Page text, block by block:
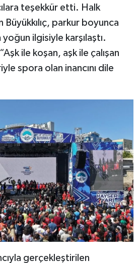
teşekkür etti. Halk
Büyükkılıç, parkur boyunca
ilgisiyle karşılaştı.
ile koşan, aşk ile çalışan
spora olan inancını dile
gerçekleştirilen